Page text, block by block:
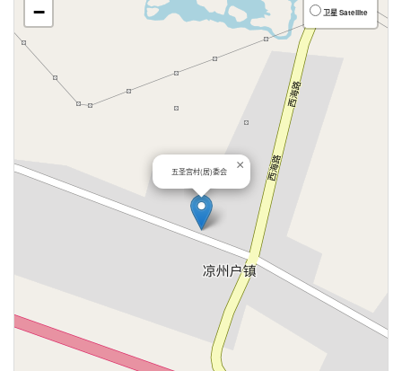
五圣宫村(居)委会 ×
−
卫星 Satellite